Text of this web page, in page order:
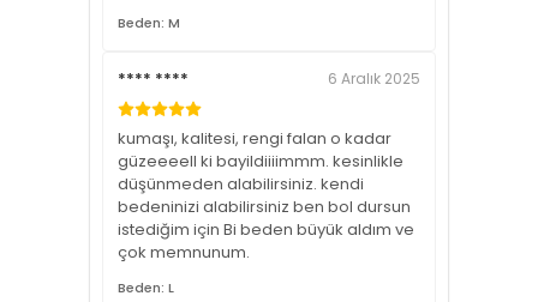
Beden: M
**** **** 6 Aralık 2025
kumaşı, kalitesi, rengi falan o kadar
güzeeeell ki bayildiiiimmm. kesinlikle
düşünmeden alabilirsiniz. kendi
bedeninizi alabilirsiniz ben bol dursun
istediğim için Bi beden büyük aldım ve
çok memnunum.
Beden: L